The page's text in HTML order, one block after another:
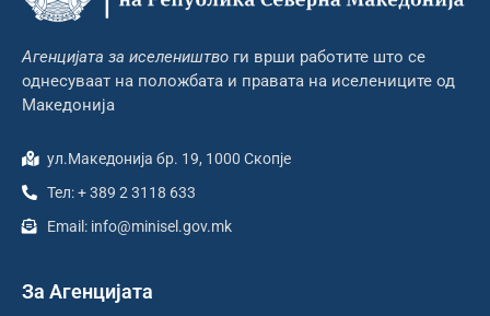
Агенцијата за иселеништво ги врши работите што се
однесуваат на положбата и правата на иселениците од
Македонија
ул.Македонија бр. 19, 1000 Скопје
Тел: + 389 2 3118 633
Email: info@minisel.gov.mk
За Агенцијата